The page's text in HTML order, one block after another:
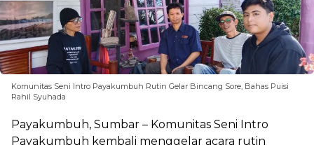
Komunitas Seni Intro Payakumbuh Rutin Gelar Bincang Sore, Bahas Puisi
Rahil Syuhada
Payakumbuh, Sumbar – Komunitas Seni Intro
Payakumbuh kembali menggelar acara rutin